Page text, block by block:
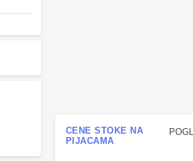
CENE STOKE NA
PIJACAMA